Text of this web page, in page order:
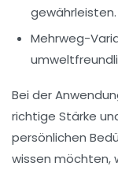
gewährleisten.
Mehrweg-
Bei der
richtige Stärke
persönlichen
wissen möchten,